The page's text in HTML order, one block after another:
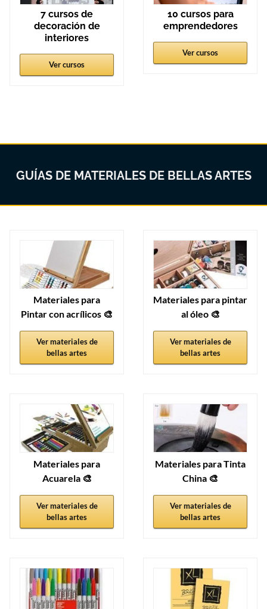
7 cursos de
decoración de
interiores
Ver cursos
10 cursos para
emprendedores
Ver cursos
GUÍAS DE MATERIALES DE BELLAS ARTES
Materiales para
Pintar con acrílicos 🎨
Ver materiales de
bellas artes
Materiales para pintar
al óleo 🎨
Ver materiales de
bellas artes
Materiales para
Acuarela 🎨
Ver materiales de
bellas artes
Materiales para Tinta
China 🎨
Ver materiales de
bellas artes